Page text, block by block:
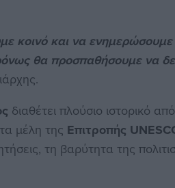
κοινό και να ενημερώσουμε
θα προσπαθήσουμε να
διαθέτει πλούσιο ιστορικό
μέλη της Επιτροπής
τη βαρύτητα της